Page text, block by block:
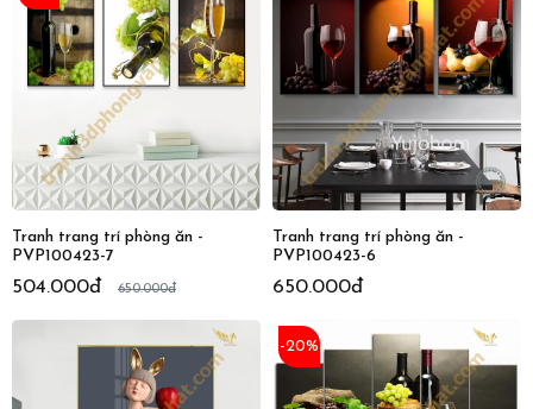
Tranh trang trí phòng ăn -
PVP100423-7
504.000đ 650.000đ
Tranh trang trí phòng ăn -
PVP100423-6
650.000đ
-20%